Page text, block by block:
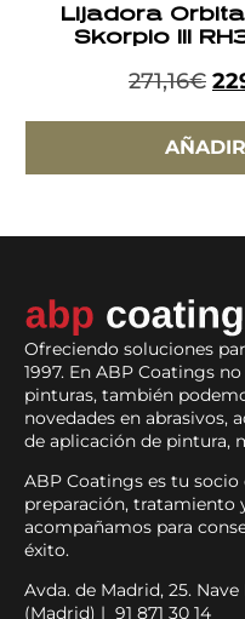
Lijadora
Skorpio III
271,16€
Ofreciendo soluciones
1997. En ABP Coatings
pinturas, también
novedades en abrasivos,
de aplicación de pintura,
ABP Coatings es tu socio
preparación, tratamiento
acompañamos para
éxito.
Avda. de Madrid, 25.
(Madrid) | 91 871 30 14